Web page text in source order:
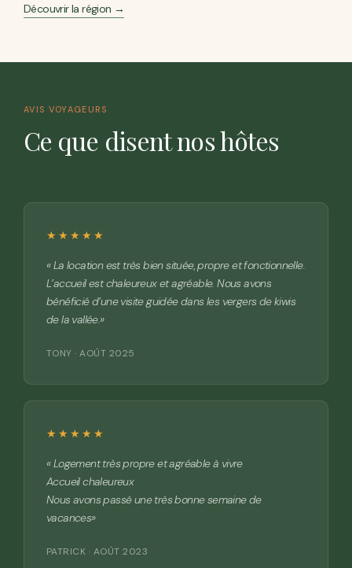
Découvrir la région →
AVIS VOYAGEURS
Ce que disent nos hôtes
★★★★★
« La location est très bien située, propre et fonctionnelle.
L’accueil est chaleureux et agréable. Nous avons
bénéficié d’une visite guidée dans les vergers de kiwis
de la vallée.»
TONY · AOÛT 2025
★★★★★
« Logement très propre et agréable à vivre
Accueil chaleureux
Nous avons passé une très bonne semaine de
vacances»
PATRICK · AOÛT 2023